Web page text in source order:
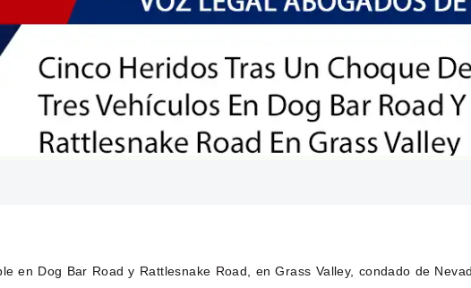
en Dog Bar Road y Rattlesnake Road, en Grass Valley, condado de